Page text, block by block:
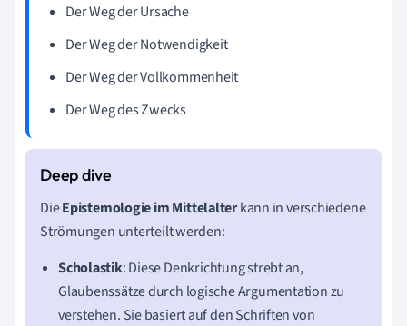
Der Weg der Ursache
Der Weg der Notwendigkeit
Der Weg der Vollkommenheit
Der Weg des Zwecks
DieEpistemologie im Mittelalterkann in verschiedene
Strömungen unterteilt werden:
Scholastik: Diese Denkrichtung strebt an,
Glaubenssätze durch logische Argumentation zu
verstehen. Sie basiert auf den Schriften von